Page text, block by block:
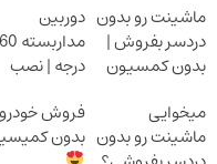
ماشینت رو بدون
دردسر بفروش |
بدون کمسیون
دوربین
درجه | نصب
میخوایی
ماشینت رو بدون
فروش خودرو
بدون